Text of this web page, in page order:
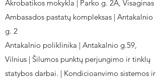
Akrobatikos mokykla | Parko g. 2A, Visaginas
Ambasados pastatų kompleksas | Antakalnio
g. 2
Antakalnio poliklinika | Antakalnio g.59,
Vilnius | Šilumos punktų perjungimo ir tinklų
statybos darbai. | Kondicioanvimo sistemos ir